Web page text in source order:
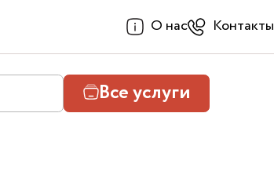
О нас Контакты
Все услуги